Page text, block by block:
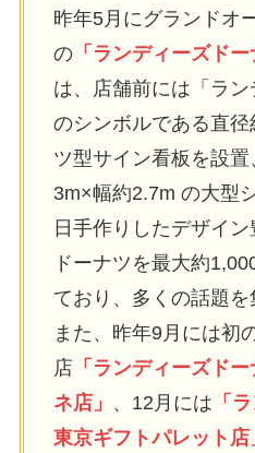
昨年5月にグランドオ
の「ランディーズドー
は、店舗前には「ラン
のシンボルである直
ツ型サイン看板を設
3m×幅約2.7m の大型
日手作りしたデザイ
ドーナツを最大約
ており、多くの話題を
また、昨年9月には初
店「ランディーズドー
ネ店」 、12月には 「
東京ギフトパレット店